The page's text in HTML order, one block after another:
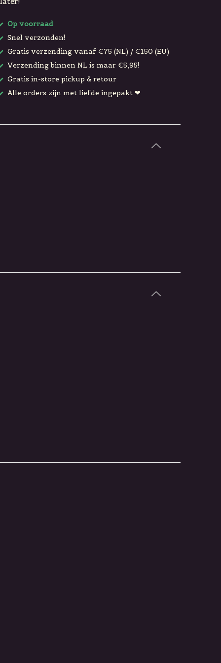
Op voorraad
Snel verzonden!
Gratis verzending vanaf €75 (NL) / €150 (EU)
Verzending binnen NL is maar €5,95!
Gratis in-store pickup & retour
Alle orders zijn met liefde ingepakt ❤